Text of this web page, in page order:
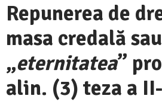
Repunerea de
masa credală
„eternitatea”
alin. (3) teza a